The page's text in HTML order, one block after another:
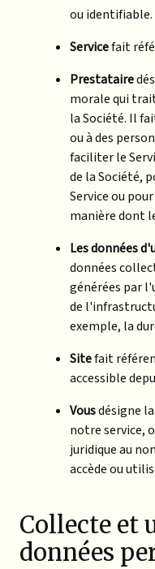
ou identifiable.
Servicefait
Prestataire
morale qui
la Société. Il
ou à des
faciliter le
de la Société,
Service ou
manière dont
Les données
données
générées par
de
exemple, la
Sitefait
accessible
Vousdésigne
notre service,
juridique au
accède ou
Collecte et
données